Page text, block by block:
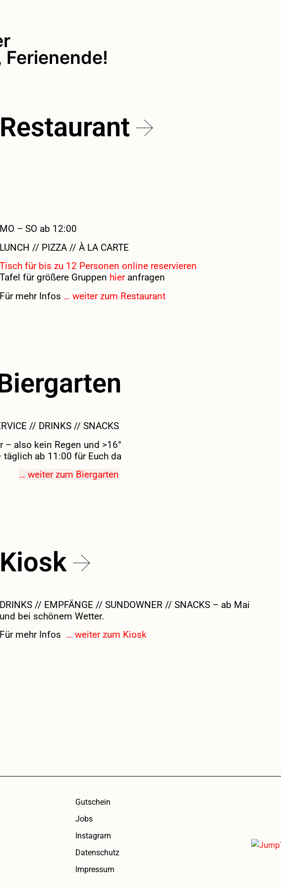
Ferienende!
Restaurant
MO – SO ab 12:00
LUNCH // PIZZA // À LA CARTE
Tisch für bis zu 12 Personen online reservieren
Tafel für größere Gruppen hier anfragen
Für mehr Infos … weiter zum Restaurant
// DRINKS // SNACKS
– also kein Regen und >16°
täglich ab 11:00 für Euch da
… weiter zum Biergarten
Kiosk
DRINKS // EMPFÄNGE // SUNDOWNER // SNACKS – ab Mai
und bei schönem Wetter.
Für mehr Infos … weiter zum Kiosk
Gutschein
Jobs
Instagram
Datenschutz
Impressum